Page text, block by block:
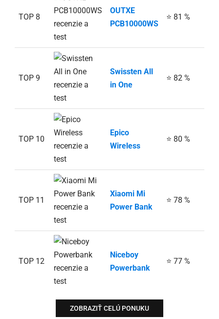
TOP 8
OUTXE
PCB10000WS
⭐ 81 %
TOP 9
Swissten All
in One
⭐ 82 %
TOP 10
Epico
Wireless
⭐ 80 %
TOP 11
Xiaomi Mi
Power Bank
⭐ 78 %
TOP 12
Niceboy
Powerbank
⭐ 77 %
ZOBRAZIŤ CELÚ PONUKU